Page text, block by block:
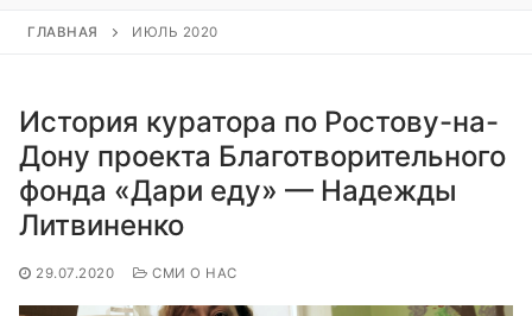
ГЛАВНАЯ ИЮЛЬ 2020
История куратора по Ростову-на-
Дону проекта Благотворительного
фонда «Дари еду» — Надежды
Литвиненко
29.07.2020 СМИ О НАС